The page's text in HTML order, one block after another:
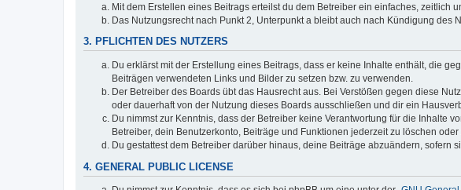
Mit dem Erstellen eines Beitrags erteilst du dem Betreiber ein einfaches, zeitlich
Das Nutzungsrecht nach Punkt 2, Unterpunkt a bleibt auch nach Kündigung des
3. PFLICHTEN DES NUTZERS
Du erklärst mit der Erstellung eines Beitrags, dass er keine Inhalte enthält, die
Beiträgen verwendeten Links und Bilder zu setzen bzw. zu verwenden.
Der Betreiber des Boards übt das Hausrecht aus. Bei Verstößen gegen diese
oder dauerhaft von der Nutzung dieses Boards ausschließen und dir ein
Du nimmst zur Kenntnis, dass der Betreiber keine Verantwortung für die Inhalte
Betreiber, dein Benutzerkonto, Beiträge und Funktionen jederzeit zu löschen
Du gestattest dem Betreiber darüber hinaus, deine Beiträge abzuändern,
4. GENERAL PUBLIC LICENSE